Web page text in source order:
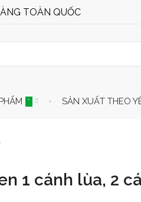
TOÀN QUỐC
* SẢN XUẤT THEO
1 cánh lùa, 2